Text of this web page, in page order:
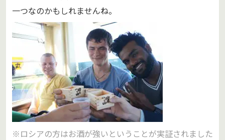
一つなのかもしれませんね。
※ロシアの方はお酒が強いということが実証されました